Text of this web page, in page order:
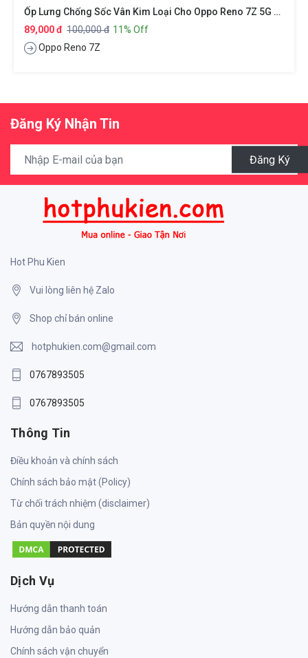
Ốp Lưng Chống Sốc Vân Kim Loại Cho Oppo Reno 7Z 5G Hiệu Likgus
89,000 đ 100,000 đ 11% Off
Oppo Reno 7Z
Đăng Ký Nhận Tin
Đăng Ký
Hot Phu Kien
Vui lòng liên hệ Zalo
Shop chỉ bán online
hotphukien.com@gmail.com
0767893505
0767893505
Thông Tin
Điều khoản và chính sách
Chính sách bảo mật (Policy)
Từ chối trách nhiệm (disclaimer)
Bản quyền nội dung
Dịch Vụ
Hướng dẫn thanh toán
Hướng dẫn bảo quản
Chính sách vận chuyển